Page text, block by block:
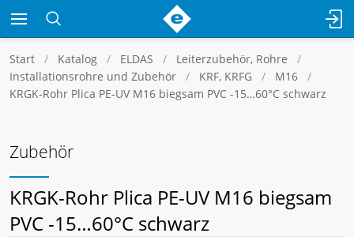
Start Katalog ELDAS
Leiterzubehör, Rohre
Installationsrohre und Zubehör
KRF, KRFG
M16
KRGK-Rohr Plica PE-UV M16 biegsam PVC -15…60°C schwarz
Zubehör
KRGK-Rohr Plica PE-UV M16 biegsam
PVC -15…60°C schwarz